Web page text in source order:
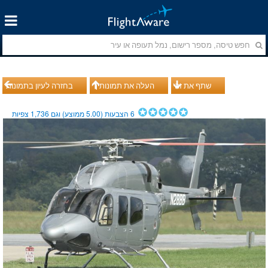
בחזרה לעיון בתמונות העלה את תמונותיך שתף את זה
6הצבעות (5.00ממוצע) וגם 1,736 צפיות